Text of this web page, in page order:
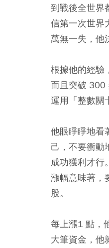
到戰後全世界
信第一次世界
萬無一失，他
根據他的經驗
而且突破 300
運用「整數關
他眼睜睜地看
己，不要衝動
成功獲利才行
漲幅意味著，
股。
每上漲1 點，
大筆資金，他